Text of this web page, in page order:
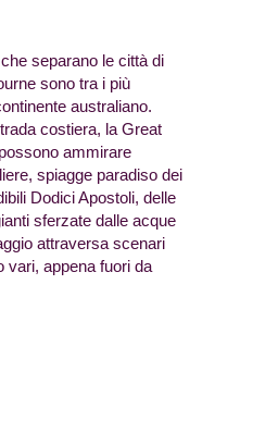
separano le città di
sono tra i più
australiano.
costiera, la Great
ammirare
spiagge paradiso dei
Dodici Apostoli, delle
sferzate dalle acque
attraversa scenari
vari, appena fuori da